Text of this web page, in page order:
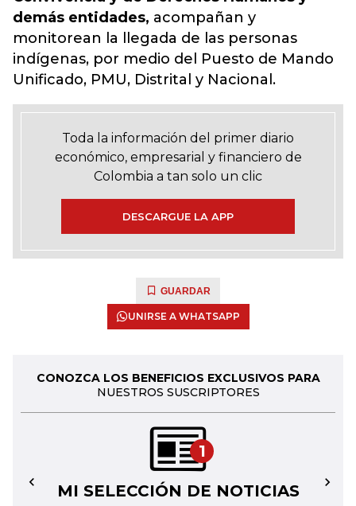
demás entidades, acompañan y
monitorean la llegada de las personas
indígenas, por medio del Puesto de Mando
Unificado, PMU, Distrital y Nacional.
Toda la información del primer diario
económico, empresarial y financiero de
Colombia a tan solo un clic
DESCARGUE LA APP
GUARDAR
UNIRSE A WHATSAPP
CONOZCA LOS BENEFICIOS EXCLUSIVOS PARA
NUESTROS SUSCRIPTORES
1
MI SELECCIÓN DE NOTICIAS
← →